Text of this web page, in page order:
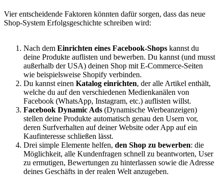
Vier entscheidende Faktoren könnten dafür sorgen, dass das neue
Shop-System Erfolgsgeschichte schreiben wird:
Nach dem Einrichten eines Facebook-Shops kannst du
deine Produkte auflisten und bewerben. Du kannst (und musst
außerhalb der USA) deinen Shop mit E-Commerce-Seiten
wie beispielsweise Shopify verbinden.
Du kannst einen Katalog einrichten, der alle Artikel enthält,
welche du auf den verschiedenen Medienkanälen von
Facebook (WhatsApp, Instagram, etc.) auflisten willst.
Facebook Dynamic Ads (Dynamische Werbeanzeigen)
stellen deine Produkte automatisch genau den Usern vor,
deren Surfverhalten auf deiner Website oder App auf ein
Kaufinteresse schließen lässt.
Drei simple Elemente helfen, den Shop zu bewerben: die
Möglichkeit, alle Kundenfragen schnell zu beantworten, User
zu ermutigen, Bewertungen zu hinterlassen sowie die Adresse
deines Geschäfts in der realen Welt anzugeben.